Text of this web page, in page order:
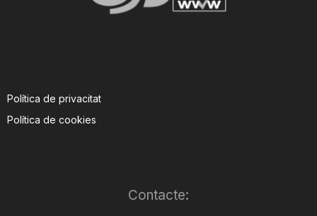
Política de privacitat
Política de cookies
Contacte: